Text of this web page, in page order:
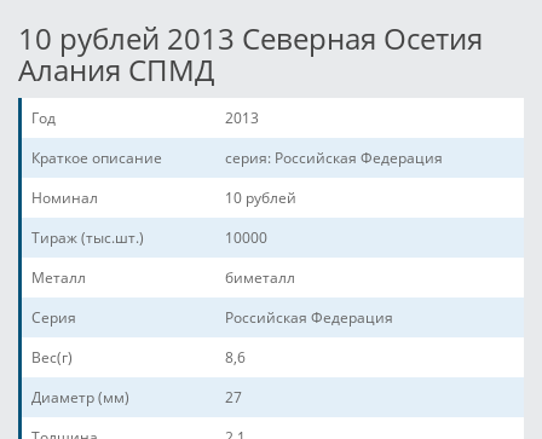
10 рублей 2013 Северная Осетия
Алания СПМД
Год
2013
Краткое описание
серия: Российская Федерация
Номинал
10 рублей
Тираж (тыс.шт.)
10000
Металл
биметалл
Серия
Российская Федерация
Вес(г)
8,6
Диаметр (мм)
27